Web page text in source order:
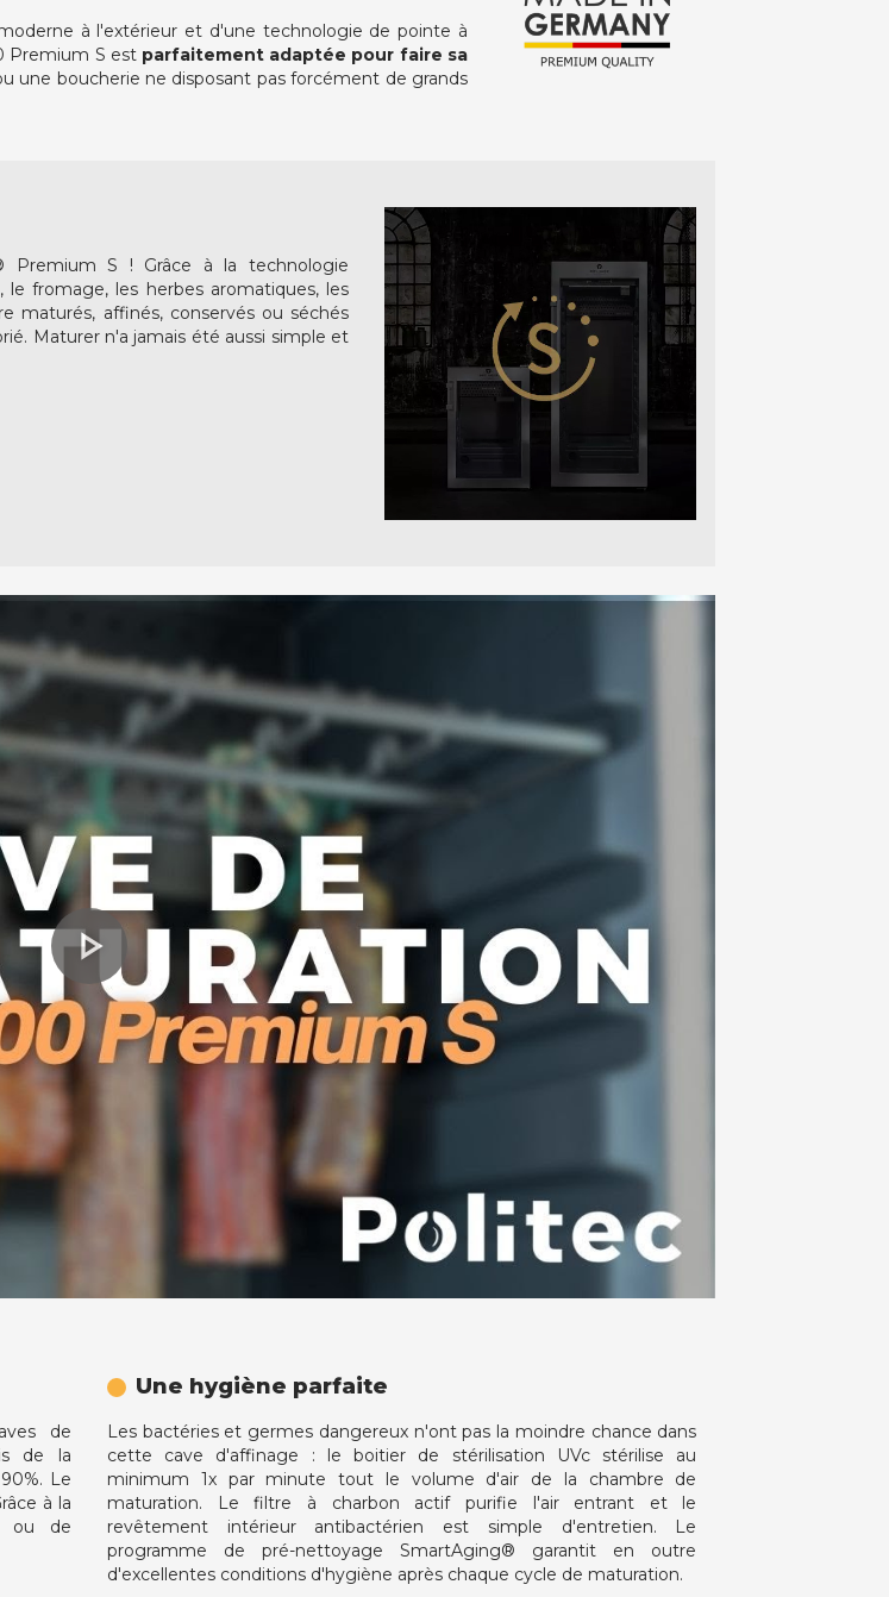
à l'extérieur et d'une technologie de pointe à
Premium S est parfaitement adaptée pour faire sa
une boucherie ne disposant pas forcément de grands
S ! Grâce à la technologie
fromage, les herbes aromatiques, les
maturés, affinés, conservés ou séchés
Maturer n'a jamais été aussi simple et
de
de la
Le
à la
ou de
Une hygiène parfaite
Les bactéries et germes dangereux n'ont pas la moindre chance dans
cette cave d'affinage : le boitier de stérilisation UVc stérilise au
minimum 1x par minute tout le volume d'air de la chambre de
maturation. Le filtre à charbon actif purifie l'air entrant et le
revêtement intérieur antibactérien est simple d'entretien. Le
programme de pré-nettoyage SmartAging® garantit en outre
d'excellentes conditions d'hygiène après chaque cycle de maturation.